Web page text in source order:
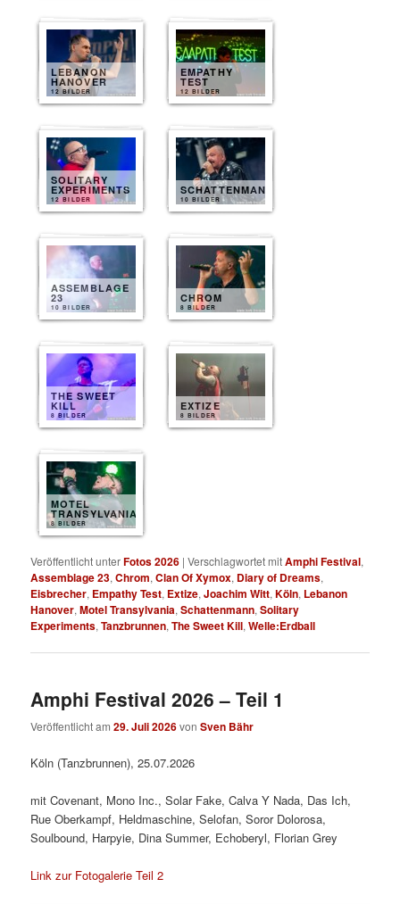
LEBANON
HANOVER
12 BILDER
EMPATHY
TEST
12 BILDER
SOLITARY
EXPERIMENTS
12 BILDER
SCHATTENMANN
10 BILDER
ASSEMBLAGE
23
10 BILDER
CHROM
8 BILDER
THE SWEET
KILL
8 BILDER
EXTIZE
8 BILDER
MOTEL
TRANSYLVANIA
8 BILDER
Veröffentlicht unterFotos 2026 |Verschlagwortet mitAmphi Festival,
Assemblage 23,Chrom,Clan Of Xymox, Diary of Dreams,
Eisbrecher, Empathy Test, Extize,Joachim Witt,Köln, Lebanon
Hanover,Motel Transylvania,Schattenmann,Solitary
Experiments,Tanzbrunnen,The Sweet Kill,Welle:Erdball
Amphi Festival 2026 – Teil 1
Veröffentlicht am29. Juli 2026vonSven Bähr
Köln (Tanzbrunnen), 25.07.2026
mit Covenant, Mono Inc., Solar Fake, Calva Y Nada, Das Ich,
Rue Oberkampf, Heldmaschine, Selofan, Soror Dolorosa,
Soulbound, Harpyie, Dina Summer, Echoberyl, Florian Grey
Link zur Fotogalerie Teil 2